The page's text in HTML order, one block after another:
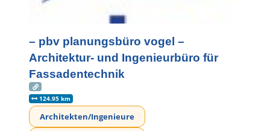
– pbv planungsbüro vogel –
Architektur- und Ingenieurbüro für
Fassadentechnik
124.95 km
Architekten/Ingenieure